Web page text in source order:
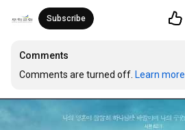
Subscribe
Comments
Comments are turned off. Learn more